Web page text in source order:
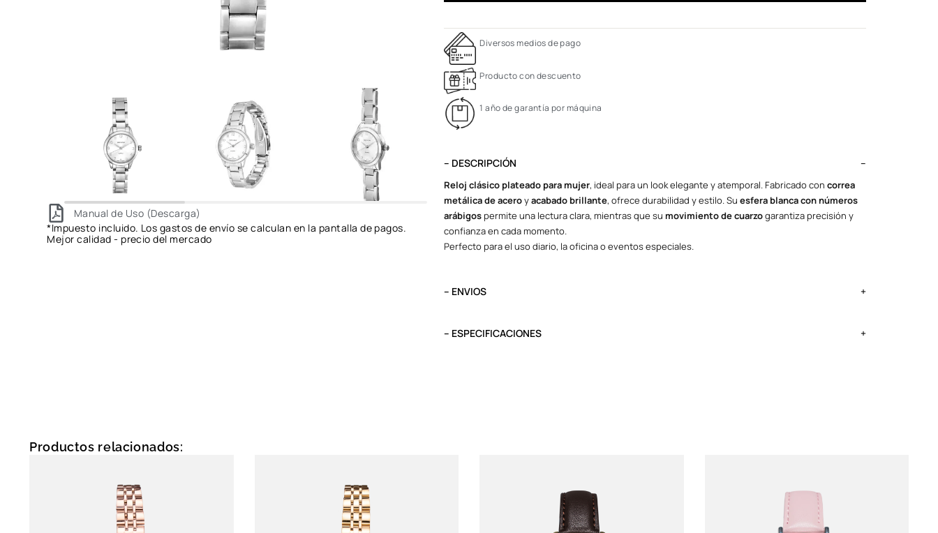
Manual de Uso (Descarga)
*Impuesto incluido. Los gastos de envío se calculan en la pantalla de pagos.
Mejor calidad - precio del mercado
Diversos medios de pago
Producto con descuento
1 año de garantía por máquina
– DESCRIPCIÓN
Reloj clásico plateado para mujer, ideal para un look elegante y atemporal. Fabricado con correa
metálica de aceroyacabado brillante, ofrece durabilidad y estilo. Su esfera blanca con números
arábigospermite una lectura clara, mientras que su movimiento de cuarzogarantiza precisión y
confianza en cada momento.
Perfecto para el uso diario, la oficina o eventos especiales.
– ENVIOS
destino.
– ESPECIFICACIONES
3 ATM
Productos relacionados: